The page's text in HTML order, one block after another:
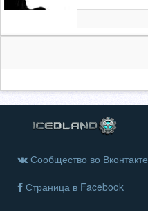
Сообщество во Вконтакте
Страница в Facebook